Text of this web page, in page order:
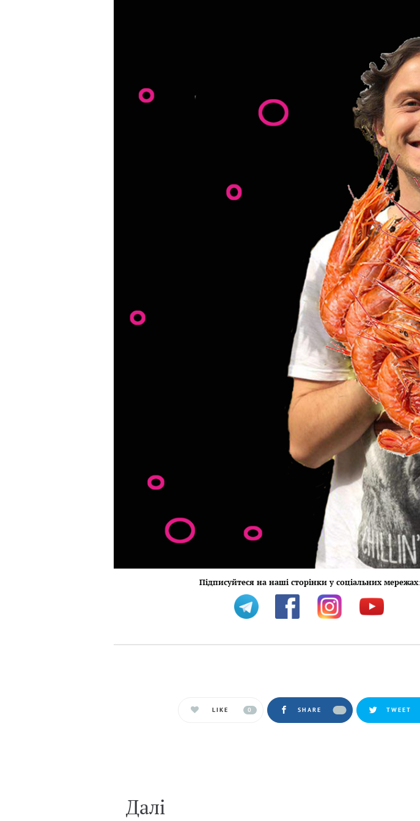
Підписуйтеся на наші сторінки у соціальних мережах:
LIKE 0 SHARE TWEET
Далi